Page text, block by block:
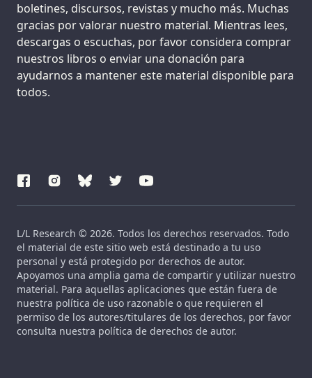
boletines, discursos, revistas y mucho más. Muchas
gracias por valorar nuestro material. Mientras lees,
descargas o escuchas, por favor considera comprar
nuestros libros o enviar una donación para
ayudarnos a mantener este material disponible para
todos.
L/L Research © 2026. Todos los derechos reservados. Todo
el material de este sitio web está destinado a tu uso
personal y está protegido por derechos de autor.
Apoyamos una amplia gama de compartir y utilizar nuestro
material. Para aquellas aplicaciones que están fuera de
nuestra política de uso razonable o que requieren el
permiso de los autores/titulares de los derechos, por favor
consulta nuestra política de derechos de autor.